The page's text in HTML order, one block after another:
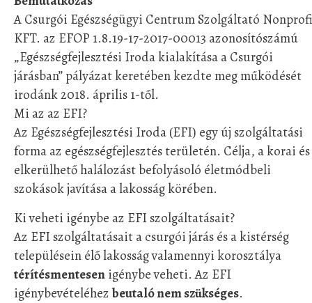
A Csurgói Egészségügyi Centrum Szolgáltató
KFT. az EFOP 1.8.19-17-2017-00013 azonosítószámú
„Egészségfejlesztési Iroda kialakítása a Csurgói
járásban” pályázat keretében kezdte meg működését
irodánk 2018. április 1-től.
Mi az az EFI?
Az Egészségfejlesztési Iroda (EFI) egy új szolgáltatási
forma az egészségfejlesztés területén. Célja, a korai és
elkerülhető halálozást befolyásoló életmódbeli
szokások javítása a lakosság körében.
Ki veheti igénybe az EFI szolgáltatásait?
Az EFI szolgáltatásait a csurgói járás és a kistérség
településein élő lakosság valamennyi korosztálya
térítésmentesen igénybe veheti. Az EFI
igénybevételéhezbeutaló nem szükséges.